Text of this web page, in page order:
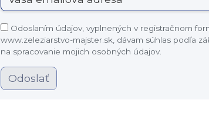
Odoslaním údajov, vyplnených v registračnom
www.zeleziarstvo-majster.sk, dávam súhlas podľa
na spracovanie mojich osobných údajov.
Odoslať